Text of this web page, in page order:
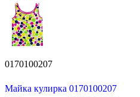
0170100207
Майка кулирка 0170100207